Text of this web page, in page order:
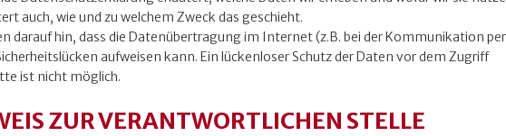
auch, wie und zu welchem Zweck das geschieht.
darauf hin, dass die Datenübertragung im Internet (z.B. bei der Kommunikation per
aufweisen kann. Ein lückenloser Schutz der Daten vor dem Zugriff
ist nicht möglich.
ZUR VERANTWORTLICHEN STELLE